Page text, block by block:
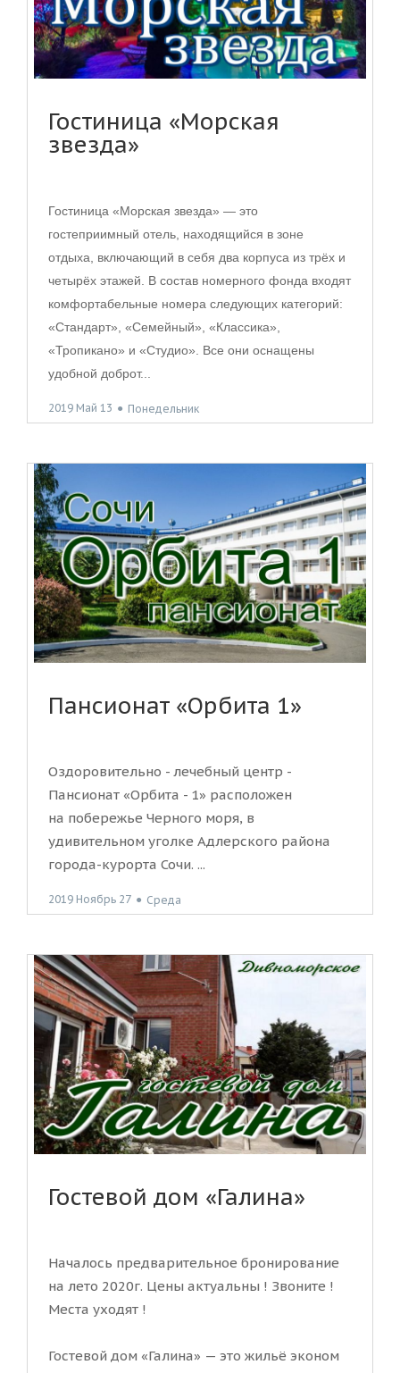
Гостиница «Морская
звезда»
Гостиница «Морская звезда» — это
гостеприимный отель, находящийся в зоне
отдыха, включающий в себя два корпуса из трёх и
четырёх этажей. В состав номерного фонда входят
комфортабельные номера следующих категорий:
«Стандарт», «Семейный», «Классика»,
«Тропикано» и «Студио». Все они оснащены
удобной доброт...
2019 Май 13 ● Понедельник
Пансионат «Орбита 1»
Оздоровительно - лечебный центр -
Пансионат «Орбита - 1» расположен
на побережье Черного моря, в
удивительном уголке Адлерского района
города-курорта Сочи. ...
2019 Ноябрь 27 ● Среда
Гостевой дом «Галина»
Началось предварительное бронирование
на лето 2020г. Цены актуальны ! Звоните !
Места уходят !
Гостевой дом «Галина» — это жильё эконом